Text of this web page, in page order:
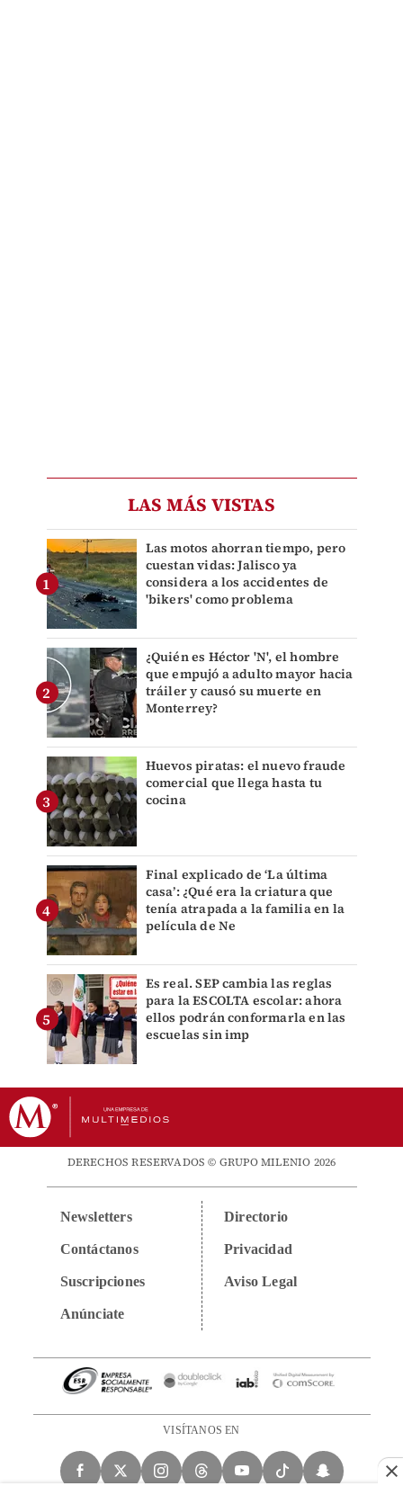
LAS MÁS VISTAS
Las motos ahorran tiempo, pero
cuestan vidas: Jalisco ya
considera a los accidentes de
'bikers' como problema
¿Quién es Héctor 'N', el hombre
que empujó a adulto mayor hacia
tráiler y causó su muerte en
Monterrey?
Huevos piratas: el nuevo fraude
comercial que llega hasta tu
cocina
Final explicado de ‘La última
casa’: ¿Qué era la criatura que
tenía atrapada a la familia en la
película de Ne
Es real. SEP cambia las reglas
para la ESCOLTA escolar: ahora
ellos podrán conformarla en las
escuelas sin imp
DERECHOS RESERVADOS © GRUPO MILENIO 2026
Newsletters
Contáctanos
Suscripciones
Anúnciate
Directorio
Privacidad
Aviso Legal
VISÍTANOS EN